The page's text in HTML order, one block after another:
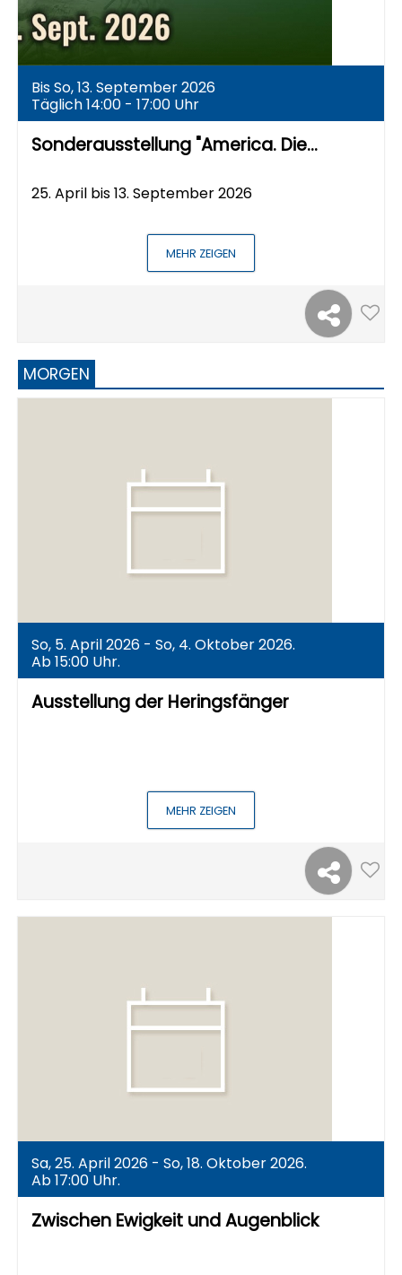
Bis So, 13. September 2026
Täglich 14:00 - 17:00 Uhr
Sonderausstellung "America. Die…
25. April bis 13. September 2026
MEHR ZEIGEN
MORGEN
So, 5. April 2026 - So, 4. Oktober 2026.
Ab 15:00 Uhr.
Ausstellung der Heringsfänger
MEHR ZEIGEN
Sa, 25. April 2026 - So, 18. Oktober 2026.
Ab 17:00 Uhr.
Zwischen Ewigkeit und Augenblick